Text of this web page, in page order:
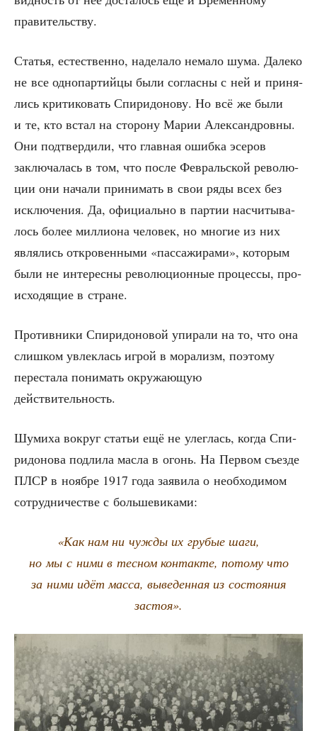
правительству.
Ста­тья, есте­ствен­но, наде­ла­ло нема­ло шума. Дале­ко
не все одно­пар­тий­цы были соглас­ны с ней и при­ня­
лись кри­ти­ко­вать Спи­ри­до­но­ву. Но всё же были
и те, кто встал на сто­ро­ну Марии Алек­сан­дров­ны.
Они под­твер­ди­ли, что глав­ная ошиб­ка эсе­ров
заклю­ча­лась в том, что после Фев­раль­ской рево­лю­
ции они нача­ли при­ни­мать в свои ряды всех без
исклю­че­ния. Да, офи­ци­аль­но в пар­тии насчи­ты­ва­
лось более мил­ли­о­на чело­век, но мно­гие из них
явля­лись откро­вен­ны­ми «пас­са­жи­ра­ми», кото­рым
были не инте­рес­ны рево­лю­ци­он­ные про­цес­сы, про­
ис­хо­дя­щие в стране.
Про­тив­ни­ки Спи­ри­до­но­вой упи­ра­ли на то, что она
слиш­ком увлек­лась игрой в мора­лизм, поэто­му
пере­ста­ла пони­мать окру­жа­ю­щую
действительность.
Шуми­ха вокруг ста­тьи ещё не улег­лась, когда Спи­
ри­до­но­ва под­ли­ла мас­ла в огонь. На Пер­вом съез­де
ПЛСР в нояб­ре 1917 года заяви­ла о необ­хо­ди­мом
сотруд­ни­че­стве с большевиками:
«Как нам ни чуж­ды их гру­бые шаги,
но мы с ними в тес­ном кон­так­те, пото­му что
за ними идёт мас­са, выве­ден­ная из состо­я­ния
застоя».